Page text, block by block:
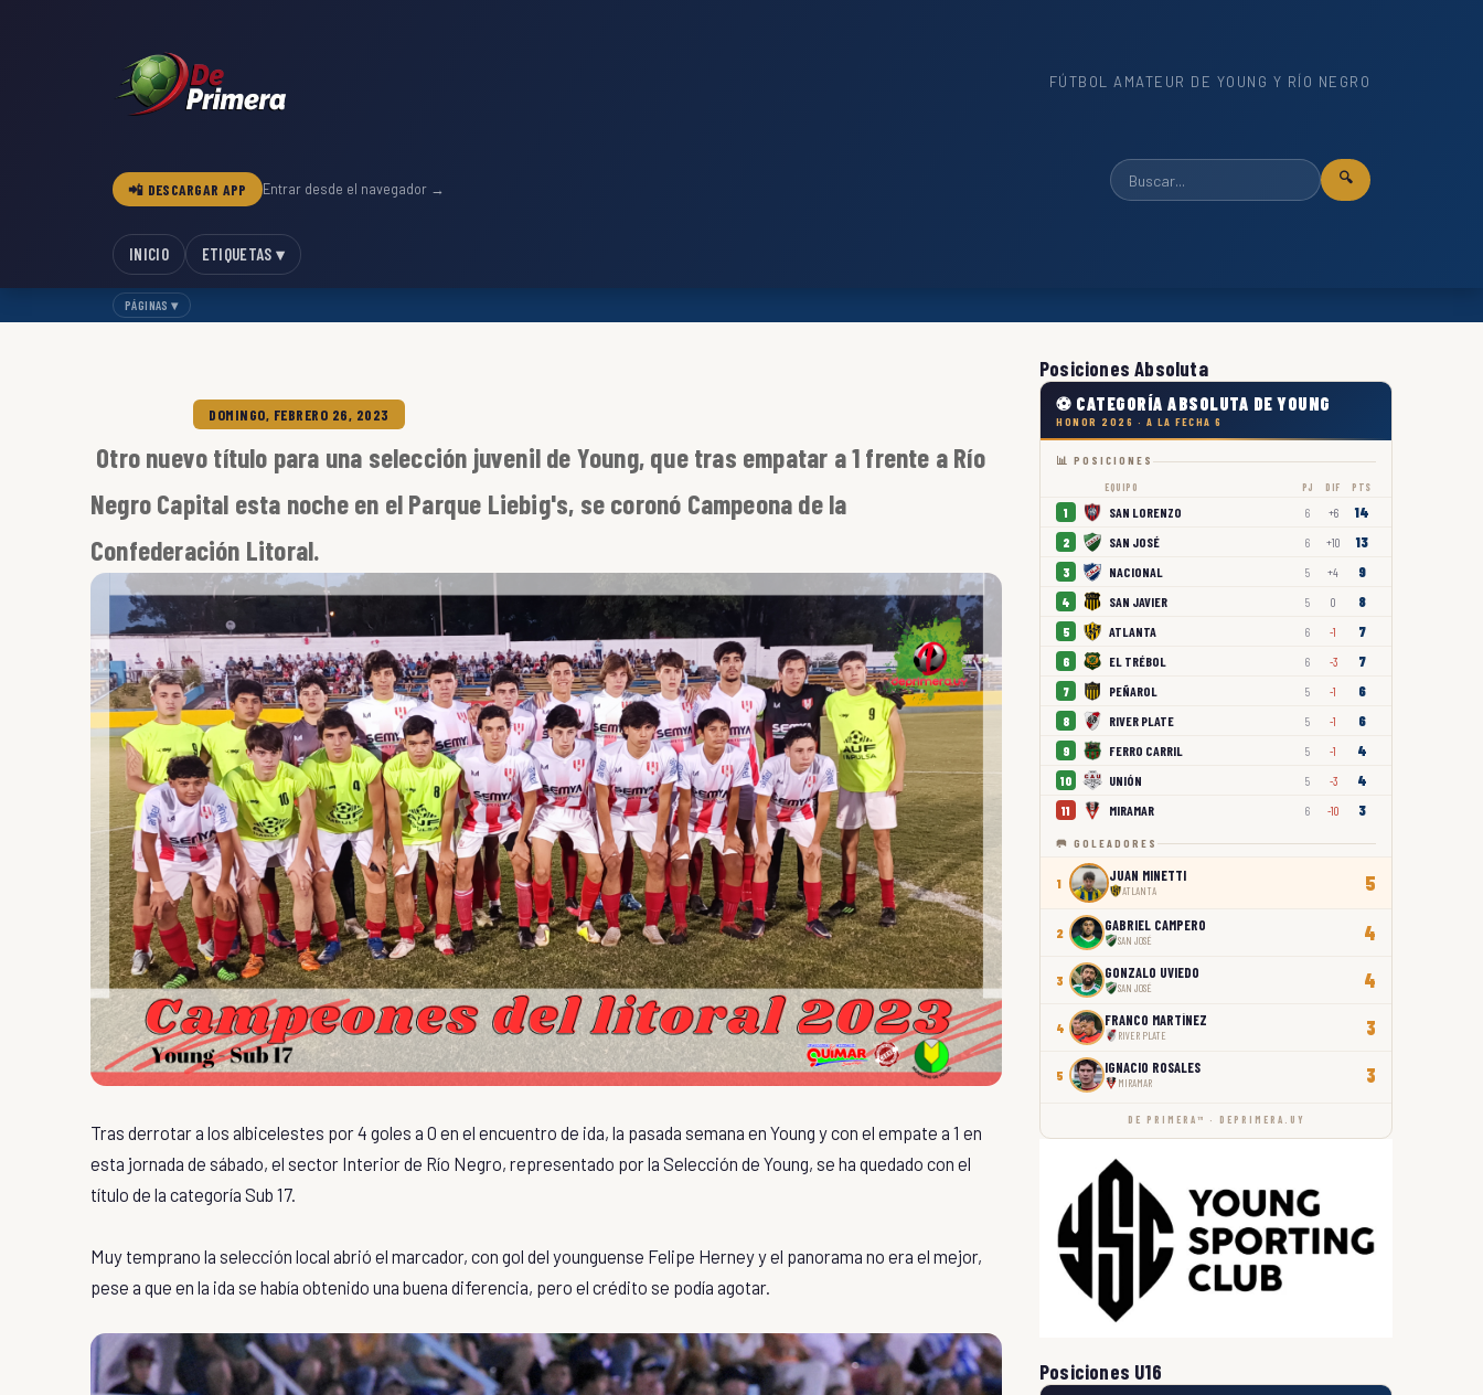
FÚTBOL AMATEUR DE YOUNG Y RÍO NEGRO
📲 DESCARGAR APP Entrar desde el navegador →
🔍
INICIO ETIQUETAS ▾
PÁGINAS ▾
DOMINGO, FEBRERO 26, 2023
Otro nuevo título para una selección juvenil de Young, que tras empatar a 1 frente a Río
Negro Capital esta noche en el Parque Liebig's, se coronó Campeona de la
Confederación Litoral.
Tras derrotar a los albicelestes por 4 goles a 0 en el encuentro de ida, la pasada semana en Young y con el empate a 1 en
esta jornada de sábado, el sector Interior de Río Negro, representado por la Selección de Young, se ha quedado con el
título de la categoría Sub 17.
Muy temprano la selección local abrió el marcador, con gol del younguense Felipe Herney y el panorama no era el mejor,
pese a que en la ida se había obtenido una buena diferencia, pero el crédito se podía agotar.
Posiciones Absoluta
⚽ CATEGORÍA ABSOLUTA DE YOUNG
HONOR 2026 · A LA FECHA 6
📊 POSICIONES
EQUIPO PJ DIF PTS
1 SAN LORENZO 6 +6 14
2 SAN JOSÉ 6 +10 13
3 NACIONAL 5 +4 9
4 SAN JAVIER 5 0 8
5 ATLANTA 6 -1 7
6 EL TRÉBOL 6 -3 7
7 PEÑAROL 5 -1 6
8 RIVER PLATE 5 -1 6
9 FERRO CARRIL 5 -1 4
10 UNIÓN 5 -3 4
11 MIRAMAR 6 -10 3
🥅 GOLEADORES
1 JUAN MINETTI
ATLANTA 5
2 GABRIEL CAMPERO
SAN JOSÉ 4
3 GONZALO UVIEDO
SAN JOSÉ 4
4 FRANCO MARTÍNEZ
RIVER PLATE 3
5 IGNACIO ROSALES
MIRAMAR 3
DE PRIMERA™ · DEPRIMERA.UY
Posiciones U16